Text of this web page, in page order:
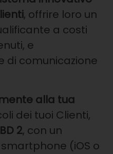
, offrire loro un
a costi
e
di comunicazione
alla tua
dei tuoi Clienti,
2, con un
(iOS o